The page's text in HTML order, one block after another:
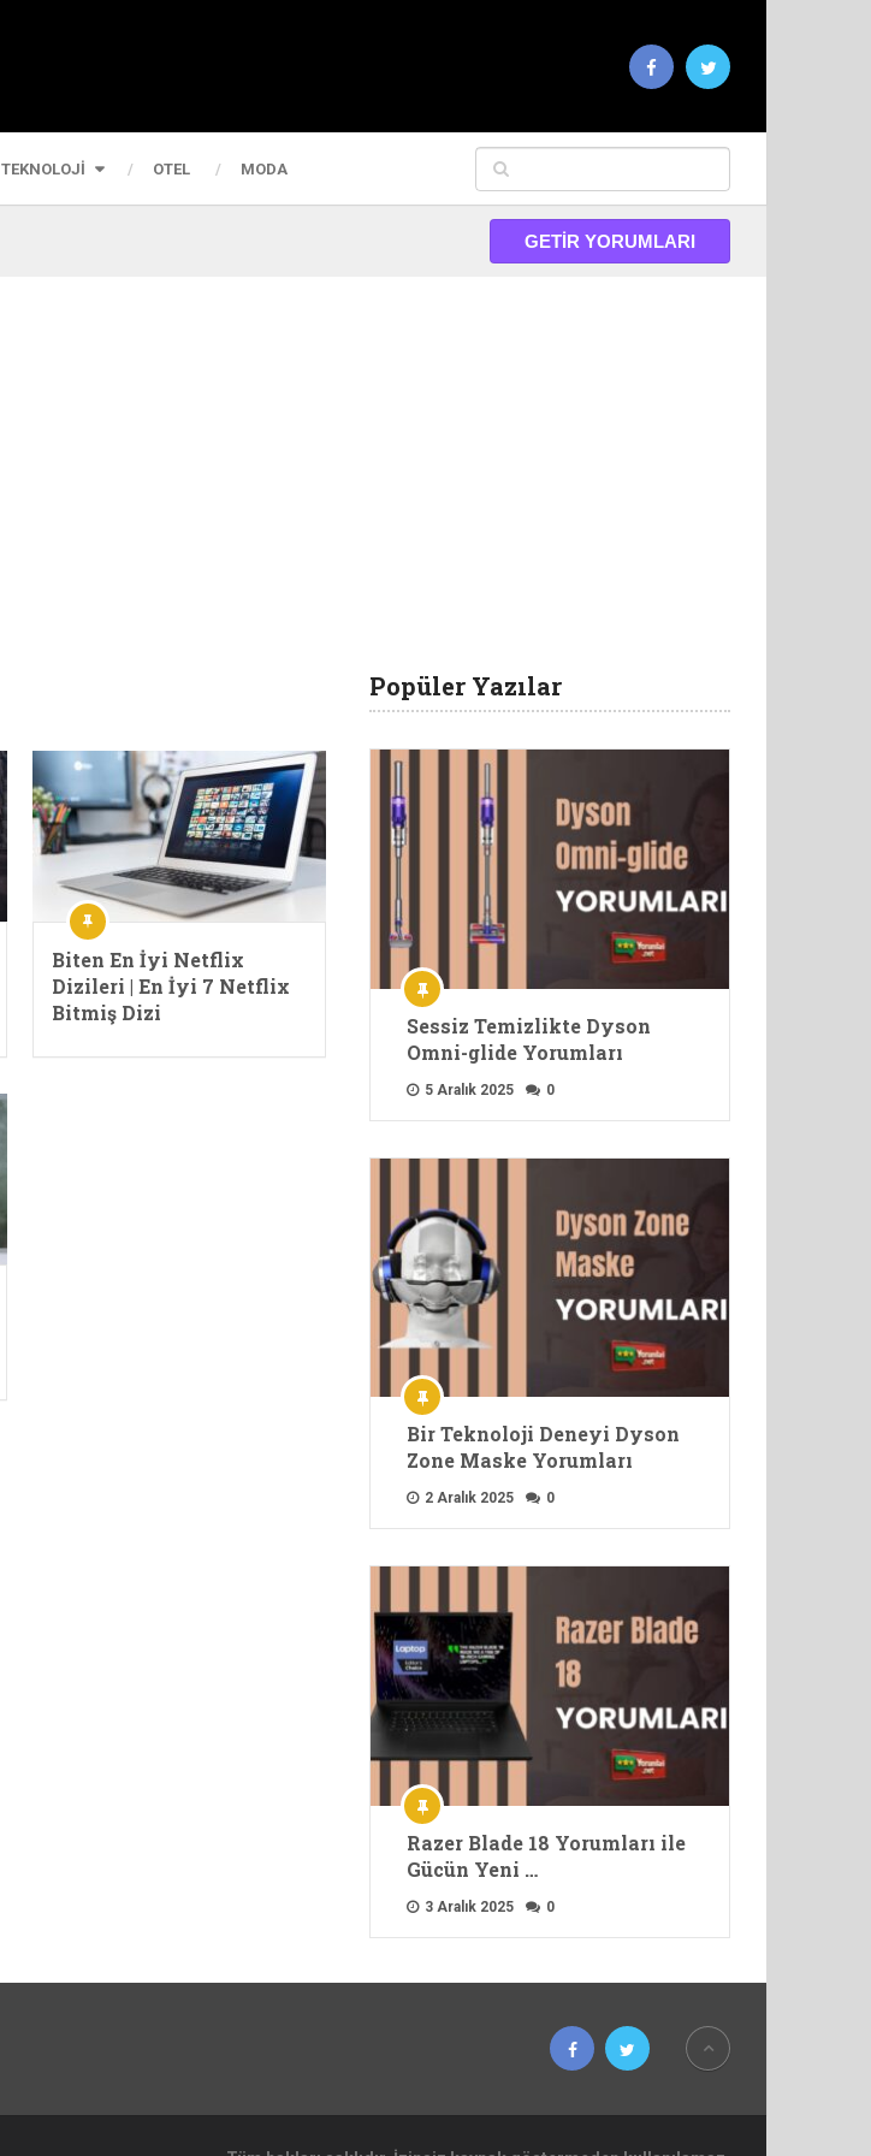
TEKNOLOJI OTEL MODA
GETIR YORUMLARI
Biten En İyi Netflix
Dizileri | En İyi 7 Netflix
Bitmiş Dizi
Popüler Yazılar
Sessiz Temizlikte Dyson
Omni-glide Yorumları
5 Aralık 2025 0
Bir Teknoloji Deneyi Dyson
Zone Maske Yorumları
2 Aralık 2025 0
Razer Blade 18 Yorumları ile
Gücün Yeni …
3 Aralık 2025 0